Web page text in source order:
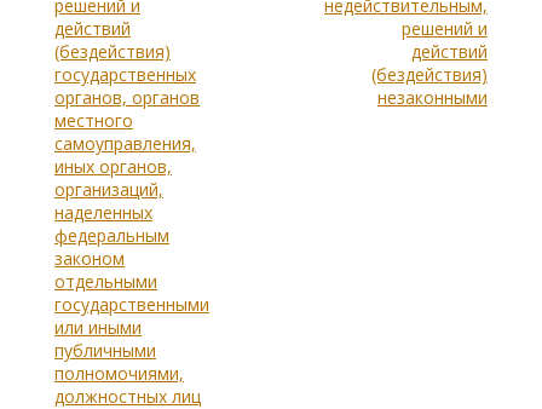
решений и
действий
(бездействия)
государственных
органов, органов
местного
самоуправления,
иных органов,
организаций,
наделенных
федеральным
законом
отдельными
государственными
или иными
публичными
полномочиями,
должностных лиц
недействительным,
решений и
действий
(бездействия)
незаконными